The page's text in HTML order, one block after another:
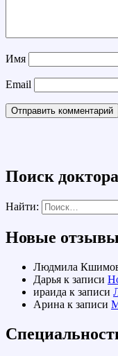
Имя
Email
Поиск доктора
Найти:
Новые
Людмила
Дарья к записи
ираида к записи
Арина к записи